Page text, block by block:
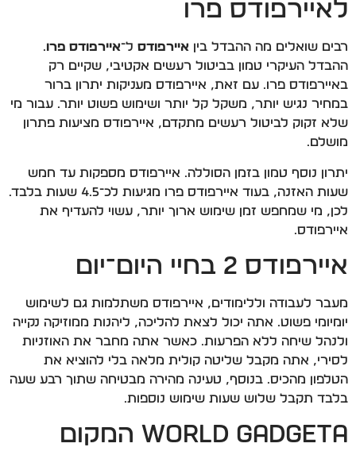
לאיירפודס פרו
רבים שואלים מה ההבדל בין איירפודס ל־איירפודס פרו.
ההבדל העיקרי טמון בביטול רעשים אקטיבי, שקיים רק
באיירפודס פרו. עם זאת, איירפודס מעניקות יתרון ברור
במחיר נגיש יותר, משקל קל יותר ושימוש פשוט יותר. עבור מי
שלא זקוק לביטול רעשים מתקדם, איירפודס מציעות פתרון
מושלם.
יתרון נוסף טמון בזמן הסוללה. איירפודס מספקות עד חמש
שעות האזנה, בעוד איירפודס פרו מגיעות לכ־4.5 שעות בלבד.
לכן, מי שמחפש זמן שימוש ארוך יותר, עשוי להעדיף את
איירפודס.
איירפודס 2 בחיי היום־יום
מעבר לעבודה וללימודים, איירפודס משתלמות גם לשימוש
יומיומי פשוט. אתה יכול לצאת להליכה, ליהנות ממוזיקה נקייה
ולנהל שיחה ללא הפרעות. כאשר אתה מחבר את האוזניות
לסירי, אתה מקבל שליטה קולית מלאה בלי להוציא את
הטלפון מהכיס. בנוסף, טעינה מהירה מבטיחה שתוך רבע שעה
בלבד תקבל שלוש שעות שימוש נוספות.
World Gadgeta המקום